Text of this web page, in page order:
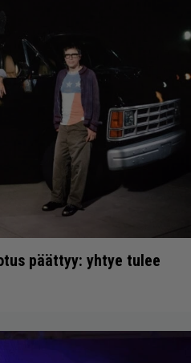
päättyy: yhtye tulee